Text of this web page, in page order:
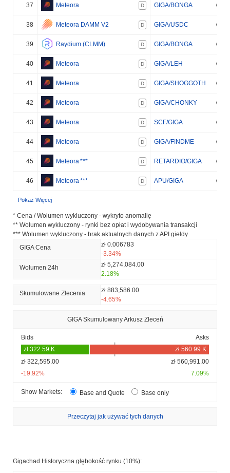
37 Meteora D GIGA/BONGA
38 Meteora DAMM V2 D GIGA/USDC
39 Raydium (CLMM) D GIGA/BONGA
40 Meteora D GIGA/LEH
41 Meteora D GIGA/SHOGGOTH
42 Meteora D GIGA/CHONKY
43 Meteora D SCF/GIGA
44 Meteora D GIGA/FINDME
45 Meteora *** D RETARDIO/GIGA
46 Meteora *** D APU/GIGA
Pokaż Więcej
* Cena / Wolumen wykluczony - wykryto anomalię
** Wolumen wykluczony - rynki bez opłat i wydobywania transakcji
*** Wolumen wykluczony - brak aktualnych danych z API giełdy
GIGA Cena
zł 0.006783
-3.34%
Wolumen 24h
zł 5,274,084.00
2.18%
Skumulowane Zlecenia
zł 883,586.00
-4.65%
GIGA Skumulowany Arkusz Zleceń
Bids Asks
zł 322,595.00
zł 560,991.00
-19.92%
7.09%
Show Markets: Base and Quote Base only
Przeczytaj jak używać tych danych
Gigachad Historyczna głębokość rynku (10%):